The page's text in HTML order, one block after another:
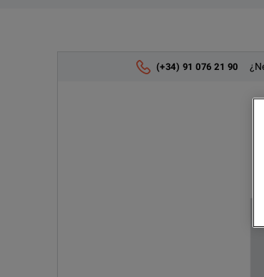
(+34) 91 076 21 90